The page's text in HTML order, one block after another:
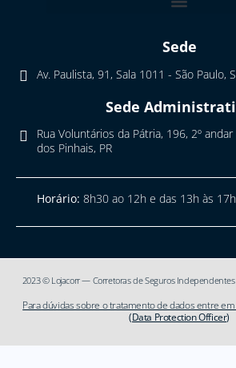
Sede
Av. Paulista, 91, Sala 1011 - São Paulo,
Sede
Rua Voluntários da Pátria, 196, 2º
dos Pinhais, PR
Horário: 8h30 ao 12h e das 13h às
2023 © Lojacorr — Corretoras de Seguros Independentes
Para dúvidas sobre o tratamento de dados entre
(Data Protection Officer)